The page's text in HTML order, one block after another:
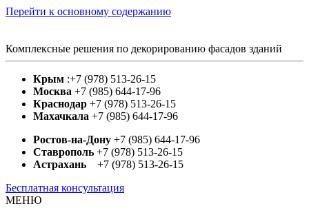
Перейти к основному содержанию
Комплексные решения по декорированию фасадов зданий
Крым :+7 (978) 513-26-15
Москва +7 (985) 644-17-96
Краснодар +7 (978) 513-26-15
Махачкала +7 (985) 644-17-96
Ростов-на-Дону +7 (985) 644-17-96
Ставрополь +7 (978) 513-26-15
Астрахань +7 (978) 513-26-15
Бесплатная консультация
МЕНЮ